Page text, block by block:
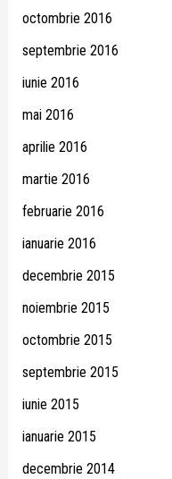
octombrie 2016
septembrie 2016
iunie 2016
mai 2016
aprilie 2016
martie 2016
februarie 2016
ianuarie 2016
decembrie 2015
noiembrie 2015
octombrie 2015
septembrie 2015
iunie 2015
ianuarie 2015
decembrie 2014